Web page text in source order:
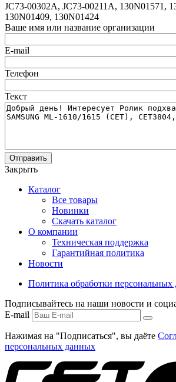
JC73-00302A, JC73-00211A, 130N01571,
130N01409, 130N01424
Ваше имя или название организации
E-mail
Телефон
Текст
Отправить
Закрыть
Каталог
Все товары
Новинки
Скачать каталог
О компании
Техническая поддержка
Гарантийная политика
Новости
Политика обработки
Подписывайтесь на наши новости и
E-mail
Нажимая на "Подписаться", вы даёте
персональных данных